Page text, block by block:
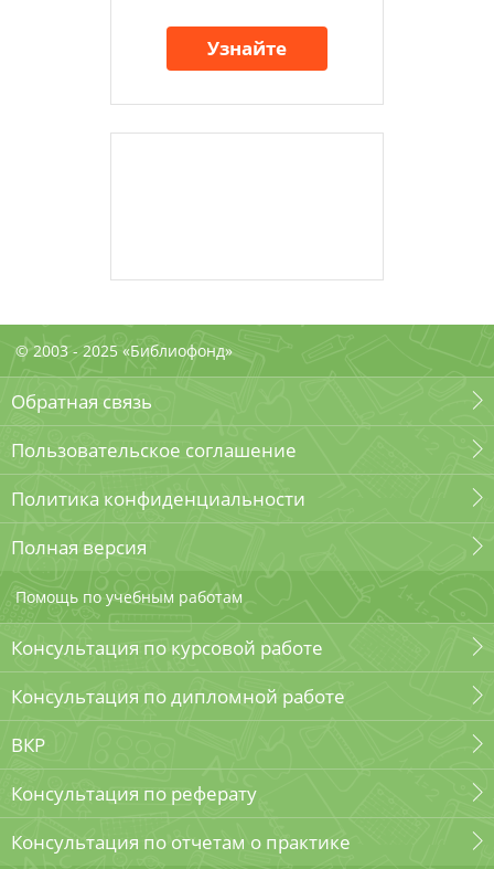
Узнайте
© 2003 - 2025 «Библиофонд»
Обратная связь
Пользовательское соглашение
Политика конфиденциальности
Полная версия
Помощь по учебным работам
Консультация по курсовой работе
Консультация по дипломной работе
ВКР
Консультация по реферату
Консультация по отчетам о практике